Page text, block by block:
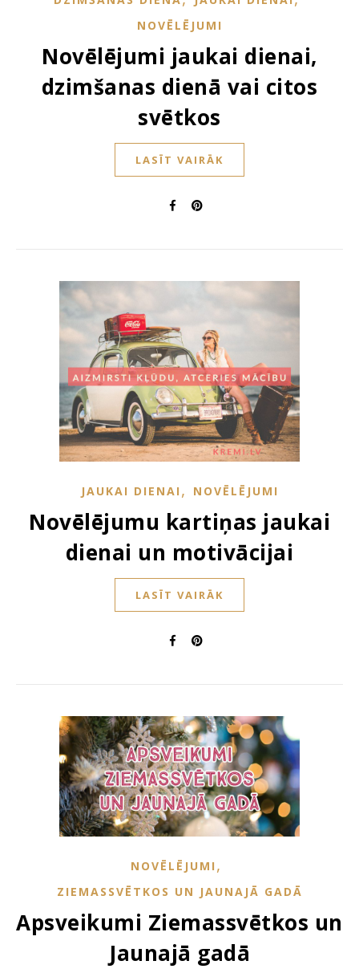
NOVĒLĒJUMI
Novēlējumi jaukai dienai,
dzimšanas dienā vai citos
svētkos
LASĪT VAIRĀK
JAUKAI DIENAI , NOVĒLĒJUMI
Novēlējumu kartiņas jaukai
dienai un motivācijai
LASĪT VAIRĀK
NOVĒLĒJUMI ,
ZIEMASSVĒTKOS UN JAUNAJĀ GADĀ
Apsveikumi Ziemassvētkos un
Jaunajā gadā